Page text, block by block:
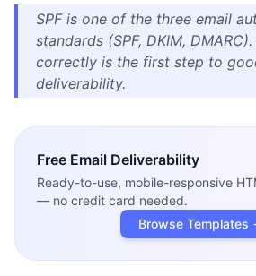
SPF is one of the three email
standards (SPF, DKIM,
correctly is the first step to
deliverability.
Free Email Deliverability
Ready-to-use, mobile-responsive
— no credit card needed.
Browse Templates